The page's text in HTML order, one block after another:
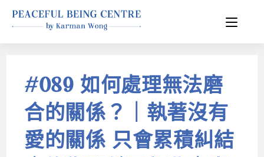
#089 如何處理無法磨
合的關係？｜執著沒有
愛的關係 只會累積糾結